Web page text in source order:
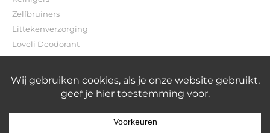
Zelfbruiners
Littekenverzorging
Loveli Deodorant